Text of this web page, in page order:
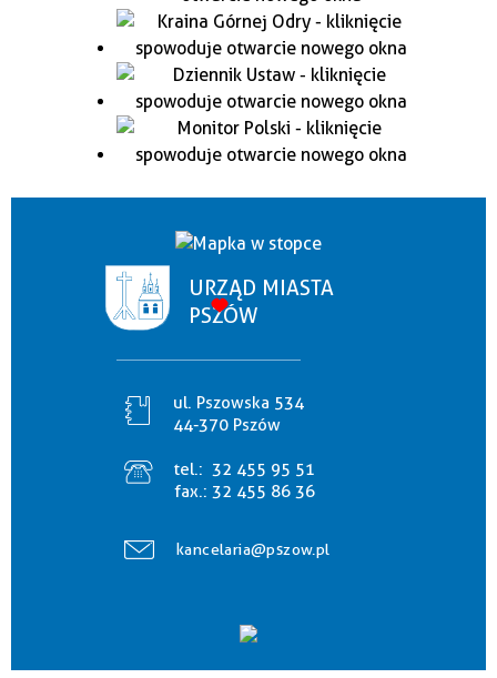
URZĄD MIASTA
PSZÓW
ul. Pszowska 534
44-370 Pszów
tel.: 32 455 95 51
fax.: 32 455 86 36
kancelaria@pszow.pl